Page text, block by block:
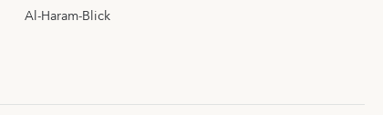
Al-Haram-Blick